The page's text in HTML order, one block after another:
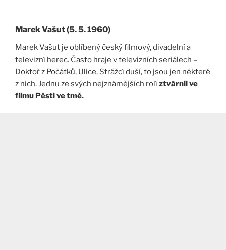
Marek Vašut (5. 5. 1960)
Marek Vašut je oblíbený český filmový, divadelní a
televizní herec. Často hraje v televizních seriálech –
Doktoř z Počátků, Ulice, Strážcí duší, to jsou jen některé
z nich. Jednu ze svých nejznámějších rolíztvárnil ve
filmu Pěsti ve tmě.